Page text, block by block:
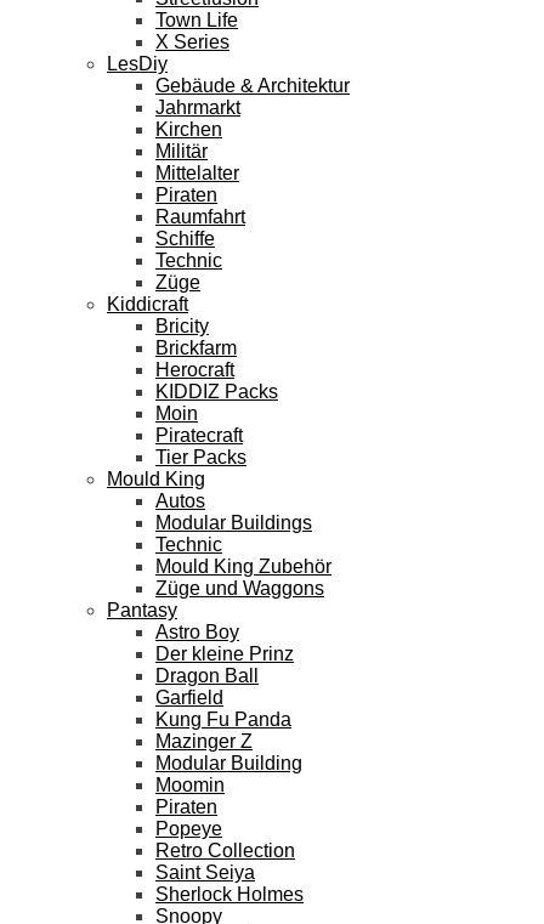
Town Life
X Series
LesDiy
Gebäude & Architektur
Jahrmarkt
Kirchen
Militär
Mittelalter
Piraten
Raumfahrt
Schiffe
Technic
Züge
Kiddicraft
Bricity
Brickfarm
Herocraft
KIDDIZ Packs
Moin
Piratecraft
Tier Packs
Mould King
Autos
Modular Buildings
Technic
Mould King Zubehör
Züge und Waggons
Pantasy
Astro Boy
Der kleine Prinz
Dragon Ball
Garfield
Kung Fu Panda
Mazinger Z
Modular Building
Moomin
Piraten
Popeye
Retro Collection
Saint Seiya
Sherlock Holmes
Snoopy